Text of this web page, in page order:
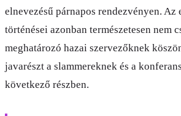
elnevezésű párnapos rendezvényen. Az
történései azonban természetesen nem
meghatározó hazai szervezőknek
javarészt a slammereknek és a
következő részben.